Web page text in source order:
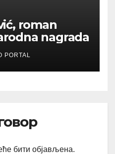
roman
nagrada
PORTAL
бити објављена.